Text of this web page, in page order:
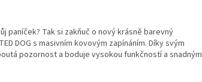
paníček? Tak si zakňuč o nový krásně barevný
DOG s masivním kovovým zapínáním. Díky svým
pozornost a boduje vysokou funkčností a snadným